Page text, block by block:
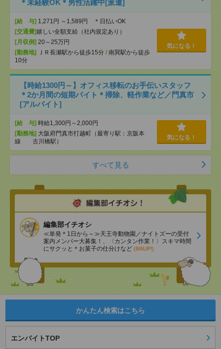
＊未経験OK＊男性活躍中[派遣]
[給 与] 1,271円 ～1,589円 ＊日払いOK
[交通費]嬉しい全額支給（社内規定あり）
[月収例] 20～25万円
[勤務地]
ＪＲ長瀬駅から徒歩15分 / 南巽駅から徒歩
10分
気になる！
【時給1300円～】オフィス移転のお手伝いスタッフ
＊2か月間の短期バイト＊掃除、軽作業など／門真市
[アルバイト]
[給 与] 時給1,300円～2,000円
[勤務地] 大阪府門真市打越町（最寄り駅：京阪本
線 古川橋駅）
気になる！
すべて見る
編集部イチオシ
≪単発＊1日から～≫天王寺動物園／ナイトズーの受付
案内メンバー大募集！、〈カンタン作業！〉スキマ時間
にサクッと＊お菓子の仕分けなど (8/6UP!)
かんたん検索はこちら
エンバイトTOP